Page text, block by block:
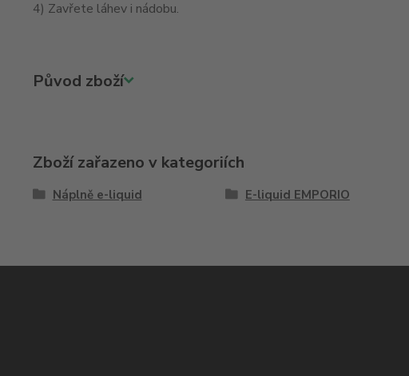
4) Zavřete láhev i nádobu.
Původ zboží
Zboží zařazeno v kategoriích
Náplně e-liquid E-liquid EMPORIO